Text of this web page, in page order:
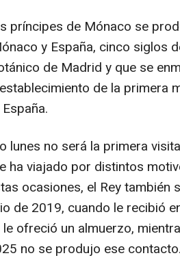
príncipes de Mónaco se
y España, cinco siglos
de Madrid y que se
de la primera
lunes no será la primera
ha viajado por distintos
ocasiones, el Rey también
de 2019, cuando le recibió
ofreció un almuerzo,
no se produjo ese contacto.